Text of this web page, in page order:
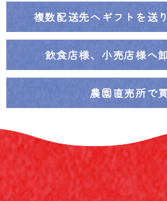
複数配送先へギフトを送
飲食店様、小売店様へ
農園直売所で